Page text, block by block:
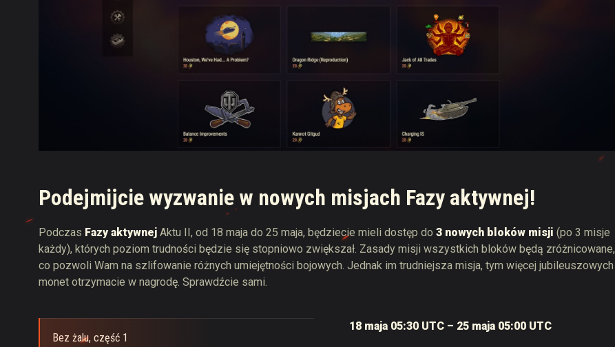
Podejmijcie wyzwanie w nowych misjach Fazy aktywnej!
Podczas Fazy aktywnej Aktu II, od 18 maja do 25 maja, będziecie mieli dostęp do 3 nowych bloków misji (po 3 misje
każdy), których poziom trudności będzie się stopniowo zwiększał. Zasady misji wszystkich bloków będą zróżnicowane,
co pozwoli Wam na szlifowanie różnych umiejętności bojowych. Jednak im trudniejsza misja, tym więcej jubileuszowych
monet otrzymacie w nagrodę. Sprawdźcie sami.
Bez żalu, część 1
18 maja 05:30 UTC – 25 maja 05:00 UTC